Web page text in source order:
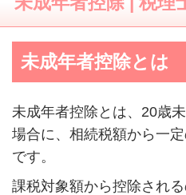
未成年者控除とは
未成年者控除とは、20歳
場合に、相続税額から一
です。
課税対象額から控除され